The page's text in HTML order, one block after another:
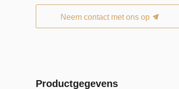
Neem contact met ons op
Productgegevens